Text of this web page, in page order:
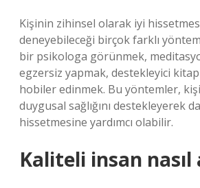
Kişinin zihinsel olarak iyi
deneyebileceği birçok farklı
bir psikologa görünmek,
egzersiz yapmak, destekleyici
hobiler edinmek. Bu yöntemler,
duygusal sağlığını destekleyerek
hissetmesine yardımcı olabilir.
Kaliteli insan nasıl